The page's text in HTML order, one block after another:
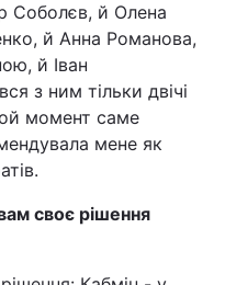
Соболєв, й Олена
й Анна Романова,
й Іван
з ним тільки двічі
момент саме
мене як
своє рішення